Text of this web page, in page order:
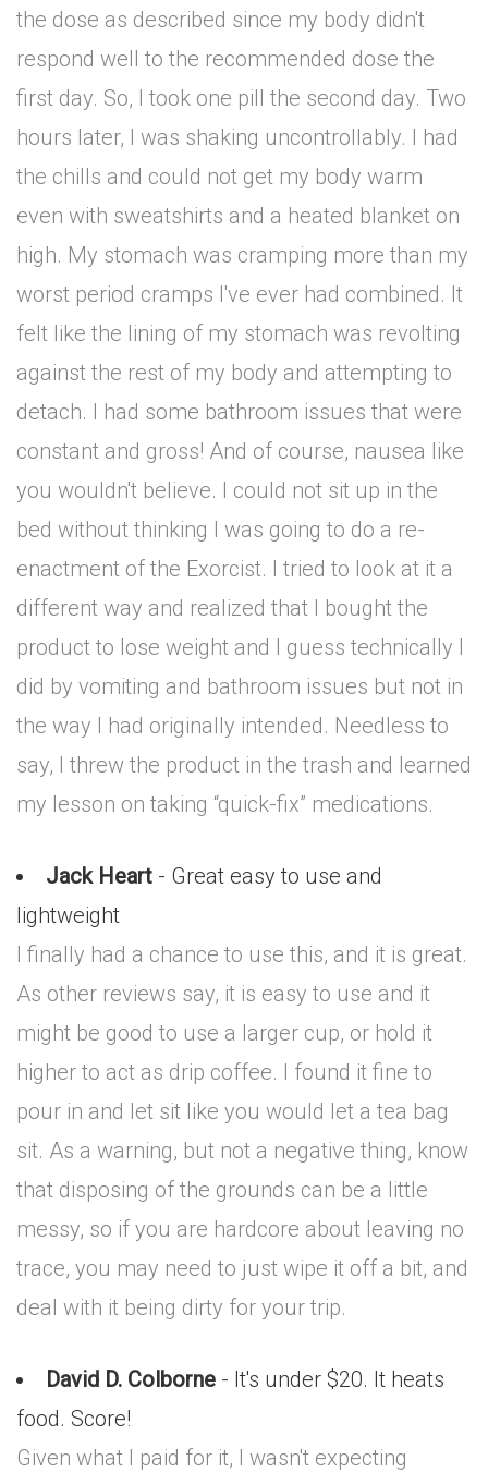
the dose as described since my body didn't
respond well to the recommended dose the
first day. So, I took one pill the second day. Two
hours later, I was shaking uncontrollably. I had
the chills and could not get my body warm
even with sweatshirts and a heated blanket on
high. My stomach was cramping more than my
worst period cramps I've ever had combined. It
felt like the lining of my stomach was revolting
against the rest of my body and attempting to
detach. I had some bathroom issues that were
constant and gross! And of course, nausea like
you wouldn't believe. I could not sit up in the
bed without thinking I was going to do a re-
enactment of the Exorcist. I tried to look at it a
different way and realized that I bought the
product to lose weight and I guess technically I
did by vomiting and bathroom issues but not in
the way I had originally intended. Needless to
say, I threw the product in the trash and learned
my lesson on taking “quick-fix” medications.
Jack Heart - Great easy to use and
lightweight
I finally had a chance to use this, and it is great.
As other reviews say, it is easy to use and it
might be good to use a larger cup, or hold it
higher to act as drip coffee. I found it fine to
pour in and let sit like you would let a tea bag
sit. As a warning, but not a negative thing, know
that disposing of the grounds can be a little
messy, so if you are hardcore about leaving no
trace, you may need to just wipe it off a bit, and
deal with it being dirty for your trip.
David D. Colborne - It's under $20. It heats
food. Score!
Given what I paid for it, I wasn't expecting